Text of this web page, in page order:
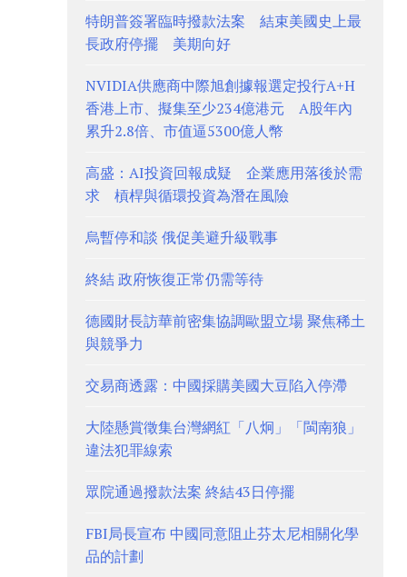
特朗普簽署臨時撥款法案 結束美國史上最
長政府停擺 美期向好
NVIDIA供應商中際旭創據報選定投行A+H
香港上市、擬集至少234億港元 A股年內
累升2.8倍、市值逼5300億人幣
高盛：AI投資回報成疑 企業應用落後於需
求 槓桿與循環投資為潛在風險
烏暫停和談 俄促美避升級戰事
終結 政府恢復正常仍需等待
德國財長訪華前密集協調歐盟立場 聚焦稀土
與競爭力
交易商透露：中國採購美國大豆陷入停滯
大陸懸賞徵集台灣網紅「八炯」「閩南狼」
違法犯罪線索
眾院通過撥款法案 終結43日停擺
FBI局長宣布 中國同意阻止芬太尼相關化學
品的計劃